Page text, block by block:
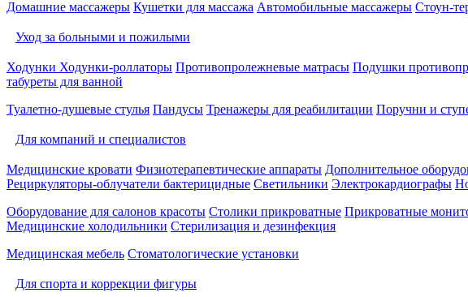
Домашние массажеры Кушетки для массажа Автомобильные массажеры Стоун-
Уход за больными и пожилыми
Ходунки Ходунки-роллаторы Противопролежневые матрасы Подушки
табуреты для ванной
Туалетно-душевые стулья Пандусы Тренажеры для реабилитации Поручни и
Для компаний и специалистов
Медицинские кровати Физиотерапевтические аппараты Дополнительное
Рециркуляторы-облучатели бактерицидные Светильники Электрокардиографы
Оборудование для салонов красоты Столики прикроватные Прикроватные
Медицинские холодильники Стерилизация и дезинфекция
Медицинская мебель Стоматологические установки
Для спорта и коррекции фигуры